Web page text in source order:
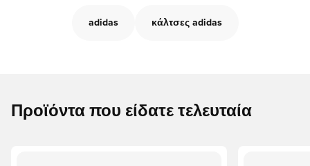
adidas κάλτσες adidas
Προϊόντα που είδατε τελευταία